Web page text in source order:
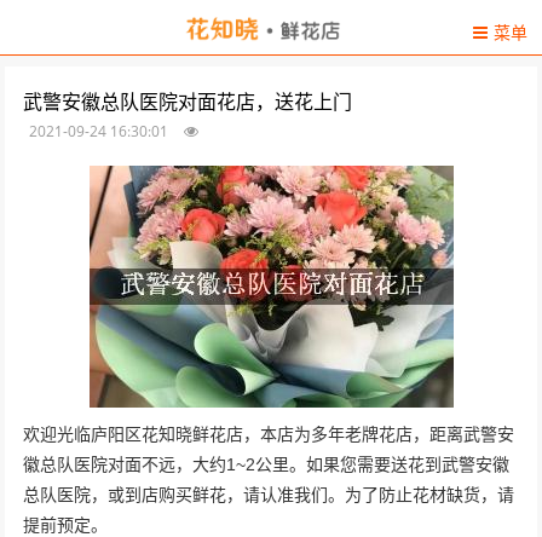
菜单
武警安徽总队医院对面花店，送花上门
2021-09-24 16:30:01
欢迎光临庐阳区花知晓鲜花店，本店为多年老牌花店，距离武警安
徽总队医院对面不远，大约1~2公里。如果您需要送花到武警安徽
总队医院，或到店购买鲜花，请认准我们。为了防止花材缺货，请
提前预定。